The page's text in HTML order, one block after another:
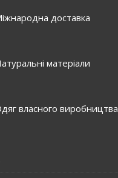
доставка
матеріали
власного виробництва